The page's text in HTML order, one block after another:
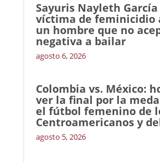
Sayuris Nayleth García
víctima de feminicidio
un hombre que no
negativa a bailar
agosto 6, 2026
Colombia vs. México:
ver la final por la
el fútbol femenino de
Centroamericanos y
agosto 5, 2026